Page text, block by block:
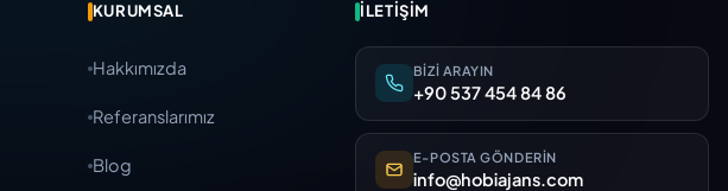
KURUMSAL
Hakkımızda
Referanslarımız
Blog
İLETIŞIM
BIZI ARAYIN
+90 537 454 84 86
E-POSTA GÖNDERIN
info@hobiajans.com